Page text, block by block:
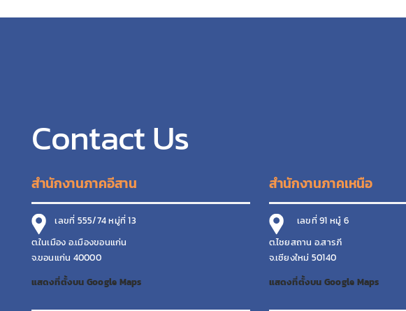
Contact Us
สำนักงานภาคอีสาน
เลขที่ 555/74 หมู่ที่ 13
ต.ในเมือง อ.เมืองขอนแก่น
จ.ขอนแก่น 40000
แสดงที่ตั้งบน Google Maps
สำนักงานภาคเหนือ
เลขที่ 91 หมู๋ 6
ต.ไชยสถาน อ.สารภี
จ.เชียงใหม่ 50140
แสดงที่ตั้งบน Google Maps